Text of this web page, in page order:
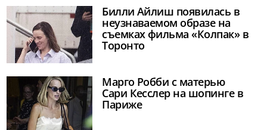
Билли Айлиш появилась в
неузнаваемом образе на
съемках фильма «Колпак» в
Торонто
Марго Робби с матерью
Сари Кесслер на шопинге в
Париже